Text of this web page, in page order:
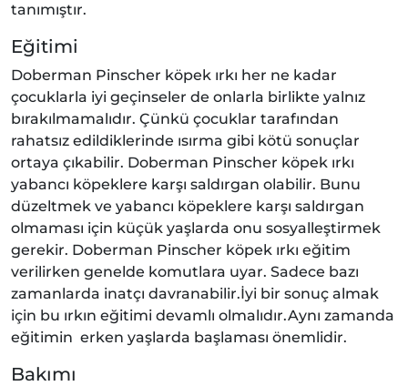
tanımıştır.
Eğitimi
Doberman Pinscher köpek ırkı her ne kadar
çocuklarla iyi geçinseler de onlarla birlikte yalnız
bırakılmamalıdır. Çünkü çocuklar tarafından
rahatsız edildiklerinde ısırma gibi kötü sonuçlar
ortaya çıkabilir. Doberman Pinscher köpek ırkı
yabancı köpeklere karşı saldırgan olabilir. Bunu
düzeltmek ve yabancı köpeklere karşı saldırgan
olmaması için küçük yaşlarda onu sosyalleştirmek
gerekir. Doberman Pinscher köpek ırkı eğitim
verilirken genelde komutlara uyar. Sadece bazı
zamanlarda inatçı davranabilir.İyi bir sonuç almak
için bu ırkın eğitimi devamlı olmalıdır.Aynı zamanda
eğitimin erken yaşlarda başlaması önemlidir.
Bakımı